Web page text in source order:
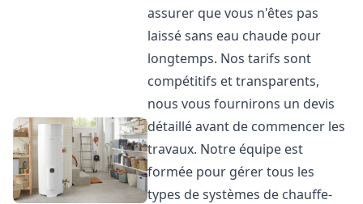
assurer que vous n'êtes pas
laissé sans eau chaude pour
longtemps. Nos tarifs sont
compétitifs et transparents,
nous vous fournirons un devis
détaillé avant de commencer les
travaux. Notre équipe est
formée pour gérer tous les
types de systèmes de chauffe-